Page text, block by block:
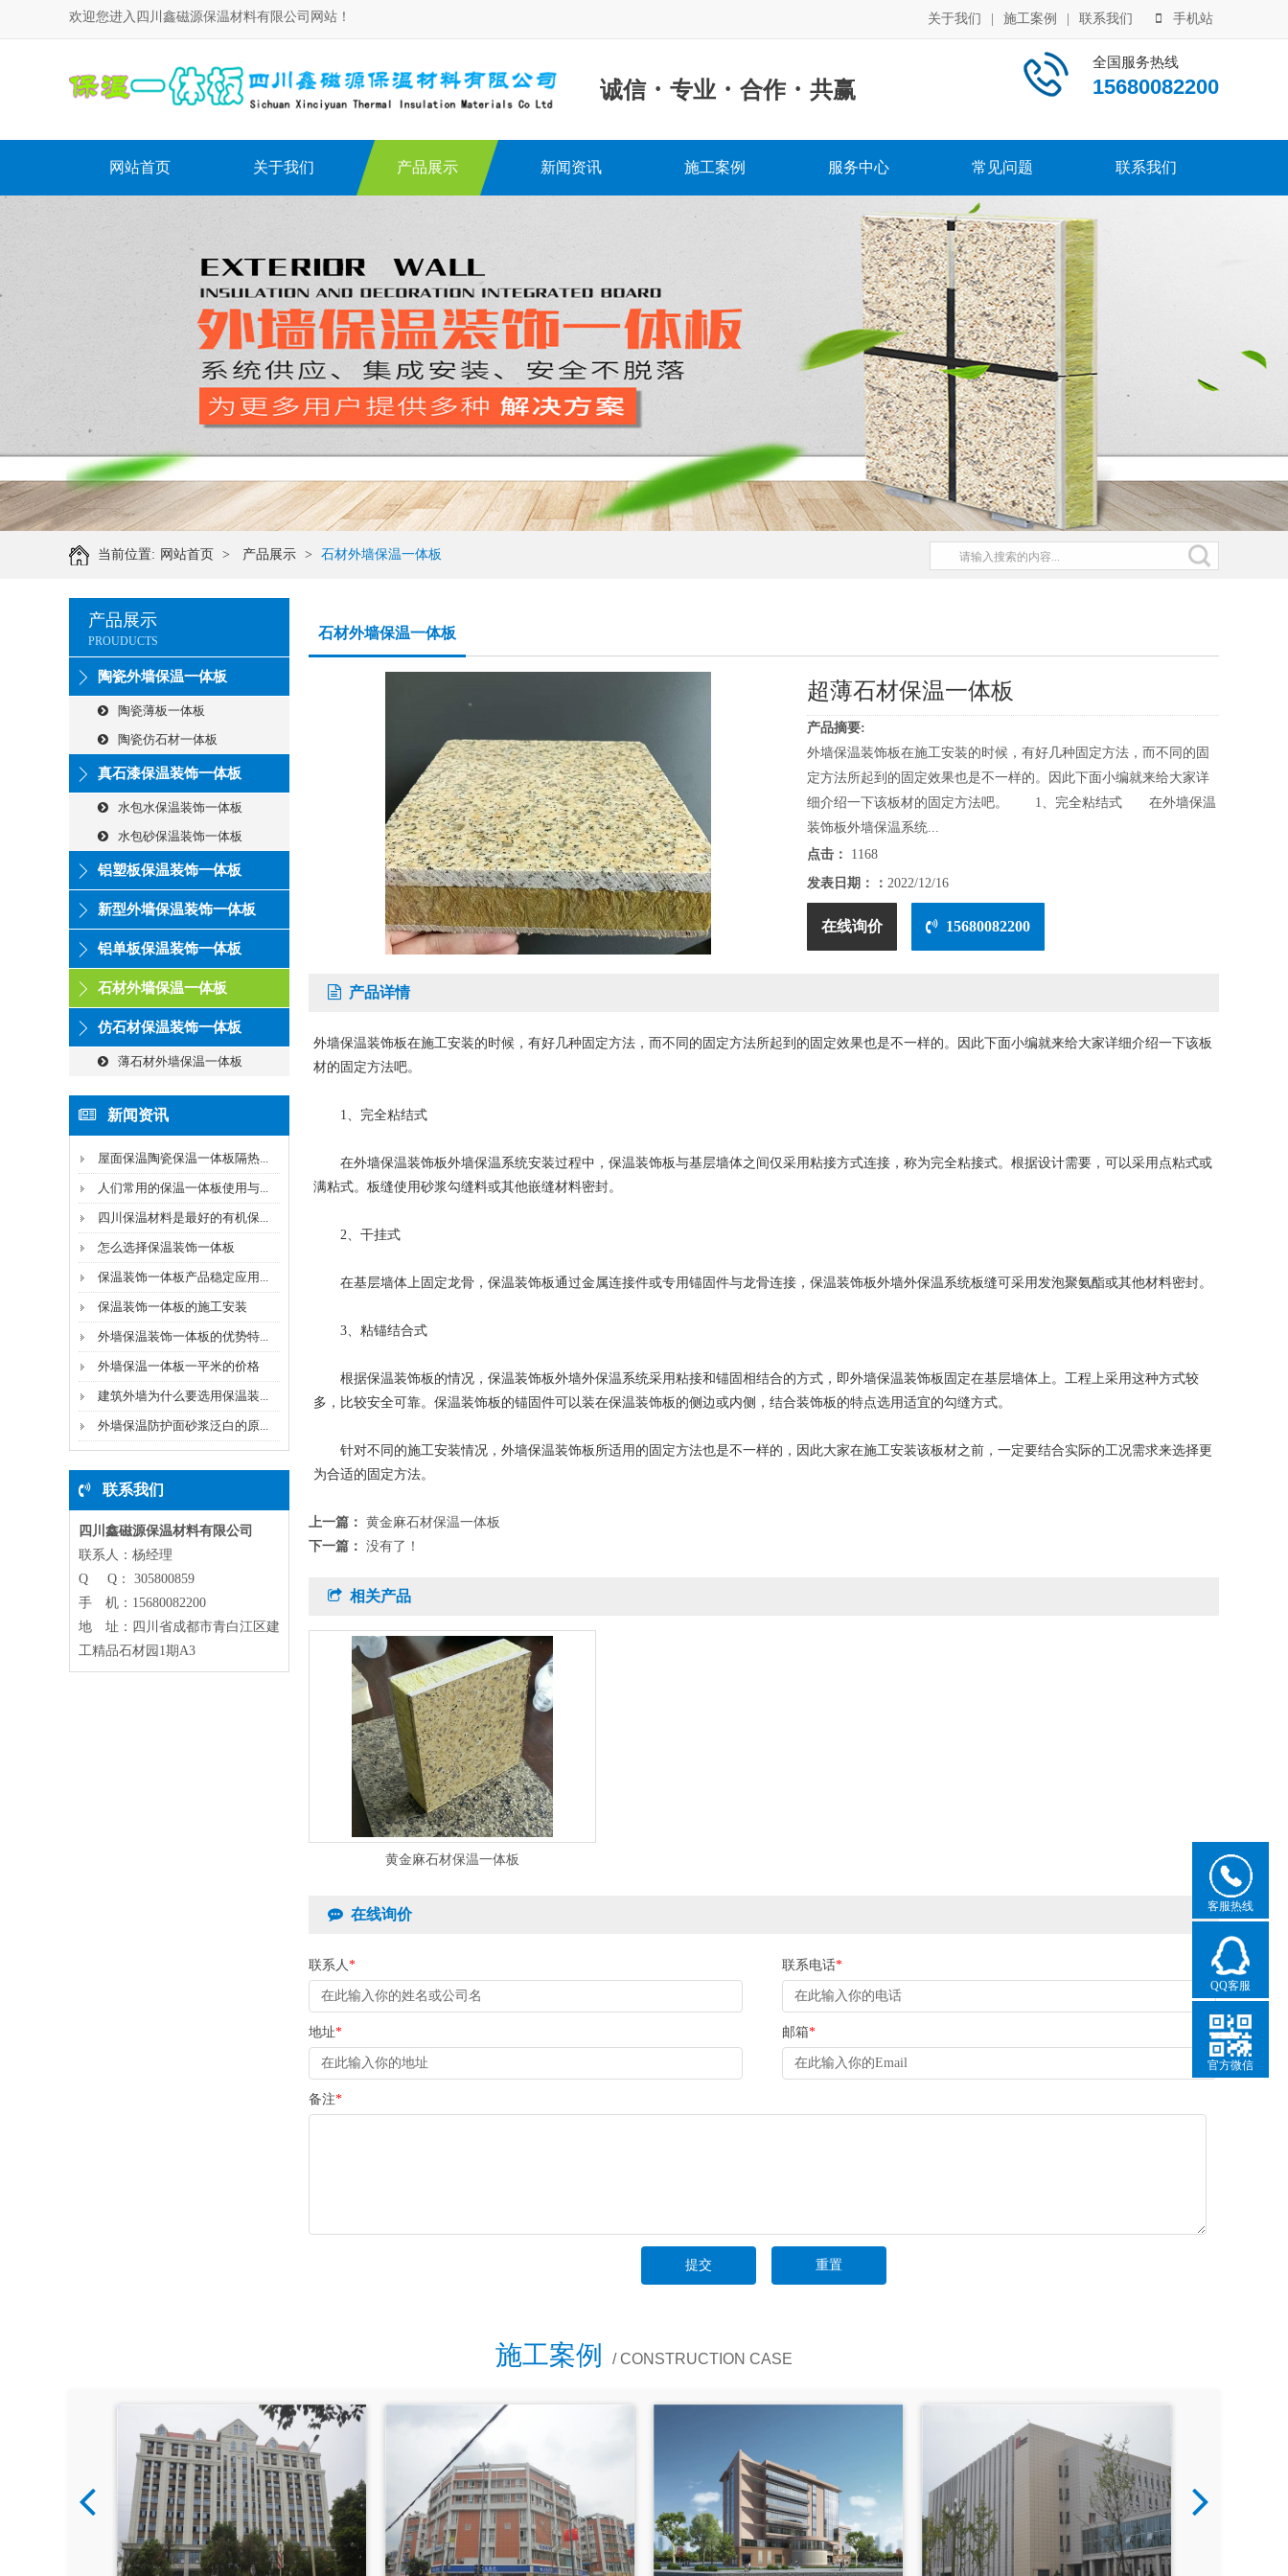
欢迎您进入四川鑫磁源保温材料有限公司网站！ 关于我们 施工案例 联系我们 手机站
诚信 · 专业 · 合作 · 共赢
全国服务热线
15680082200
网站首页 关于我们 产品展示 新闻资讯 施工案例 服务中心 常见问题 联系我们
当前位置: 网站首页 > 产品展示 > 石材外墙保温一体板
产品展示
PROUDUCTS
陶瓷外墙保温一体板
陶瓷薄板一体板
陶瓷仿石材一体板
真石漆保温装饰一体板
水包水保温装饰一体板
水包砂保温装饰一体板
铝塑板保温装饰一体板
新型外墙保温装饰一体板
铝单板保温装饰一体板
石材外墙保温一体板
仿石材保温装饰一体板
薄石材外墙保温一体板
新闻资讯
屋面保温陶瓷保温一体板隔热...
人们常用的保温一体板使用与...
四川保温材料是最好的有机保...
怎么选择保温装饰一体板
保温装饰一体板产品稳定应用...
保温装饰一体板的施工安装
外墙保温装饰一体板的优势特...
外墙保温一体板一平米的价格
建筑外墙为什么要选用保温装...
外墙保温防护面砂浆泛白的原...
联系我们
四川鑫磁源保温材料有限公司
联系人：杨经理
Q Q： 305800859
手 机：15680082200
地 址：四川省成都市青白江区建
工精品石材园1期A3
石材外墙保温一体板
超薄石材保温一体板
产品摘要:
外墙保温装饰板在施工安装的时候，有好几种固定方法，而不同的固
定方法所起到的固定效果也是不一样的。因此下面小编就来给大家详
细介绍一下该板材的固定方法吧。 1、完全粘结式 在外墙保温
装饰板外墙保温系统...
点击：
1168
发表日期：： 2022/12/16
在线询价 15680082200
产品详情
外墙保温装饰板在施工安装的时候，有好几种固定方法，而不同的固定方法所起到的固定效果也是不一样的。因此下面小编就来给大家详细介绍一下该板
材的固定方法吧。
1、完全粘结式
在外墙保温装饰板外墙保温系统安装过程中，保温装饰板与基层墙体之间仅采用粘接方式连接，称为完全粘接式。根据设计需要，可以采用点粘式或
满粘式。板缝使用砂浆勾缝料或其他嵌缝材料密封。
2、干挂式
在基层墙体上固定龙骨，保温装饰板通过金属连接件或专用锚固件与龙骨连接，保温装饰板外墙外保温系统板缝可采用发泡聚氨酯或其他材料密封。
3、粘锚结合式
根据保温装饰板的情况，保温装饰板外墙外保温系统采用粘接和锚固相结合的方式，即外墙保温装饰板固定在基层墙体上。工程上采用这种方式较
多，比较安全可靠。保温装饰板的锚固件可以装在保温装饰板的侧边或内侧，结合装饰板的特点选用适宜的勾缝方式。
针对不同的施工安装情况，外墙保温装饰板所适用的固定方法也是不一样的，因此大家在施工安装该板材之前，一定要结合实际的工况需求来选择更
为合适的固定方法。
上一篇： 黄金麻石材保温一体板
下一篇： 没有了！
相关产品
黄金麻石材保温一体板
在线询价
联系人* 联系电话*
地址* 邮箱*
备注*
施工案例 / CONSTRUCTION CASE
客服热线
QQ客服
官方微信